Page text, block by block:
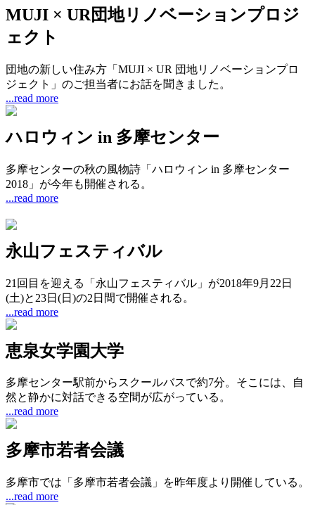
MUJI × UR団地リノベーションプロジ
ェクト
団地の新しい住み方「MUJI × UR 団地リノベーションプロ
ジェクト」のご担当者にお話を聞きました。
...read more
ハロウィン in 多摩センター
多摩センターの秋の風物詩「ハロウィン in 多摩センター
2018」が今年も開催される。
...read more
永山フェスティバル
21回目を迎える「永山フェスティバル」が2018年9月22日
(土)と23日(日)の2日間で開催される。
...read more
恵泉女学園大学
多摩センター駅前からスクールバスで約7分。そこには、自
然と静かに対話できる空間が広がっている。
...read more
多摩市若者会議
多摩市では「多摩市若者会議」を昨年度より開催している。
...read more